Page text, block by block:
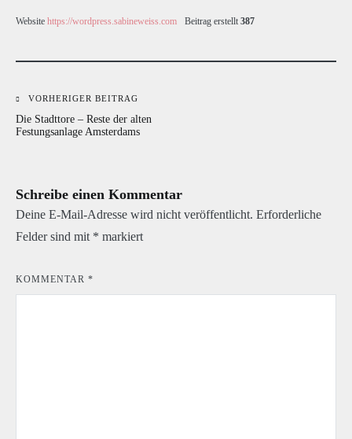
Website https://wordpress.sabineweiss.com Beitrag erstellt 387
Beitragsnavigation
VORHERIGER BEITRAG
Die Stadttore – Reste der alten
Festungsanlage Amsterdams
Schreibe einen Kommentar
Deine E-Mail-Adresse wird nicht veröffentlicht. Erforderliche
Felder sind mit * markiert
KOMMENTAR *